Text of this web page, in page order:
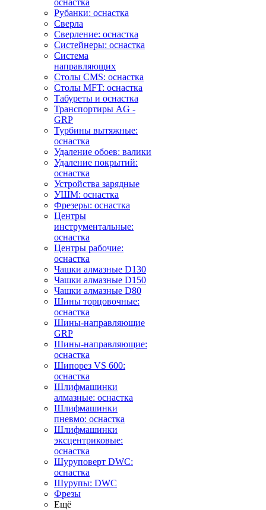
оснастка
Рубанки: оснастка
Сверла
Сверление: оснастка
Систейнеры: оснастка
Система
направляющих
Столы CMS: оснастка
Столы MFT: оснастка
Табуреты и оснастка
Транспортиры AG -
GRP
Турбины вытяжные:
оснастка
Удаление обоев: валики
Удаление покрытий:
оснастка
Устройства зарядные
УШМ: оснастка
Фрезеры: оснастка
Центры
инструментальные:
оснастка
Центры рабочие:
оснастка
Чашки алмазные D130
Чашки алмазные D150
Чашки алмазные D80
Шины торцовочные:
оснастка
Шины-направляющие
GRP
Шины-направляющие:
оснастка
Шипорез VS 600:
оснастка
Шлифмашинки
алмазные: оснастка
Шлифмашинки
пневмо: оснастка
Шлифмашинки
эксцентриковые:
оснастка
Шуруповерт DWC:
оснастка
Шурупы: DWC
Фрезы
Ещё